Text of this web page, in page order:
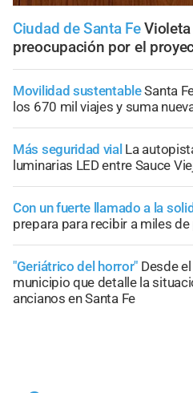
Ciudad de Santa Fe
preocupación por el
Movilidad sustentableSanta
los 670 mil viajes y suma
Más seguridad vial La
luminarias LED entre Sauce
Con un fuerte llamado a la
prepara para recibir a miles
"Geriátrico del horror" Desde
municipio que detalle la
ancianos en Santa Fe